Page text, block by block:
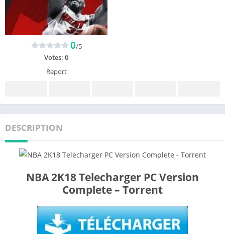
0/5
Votes: 0
Report
DESCRIPTION
NBA 2K18 Telecharger PC Version
Complete – Torrent